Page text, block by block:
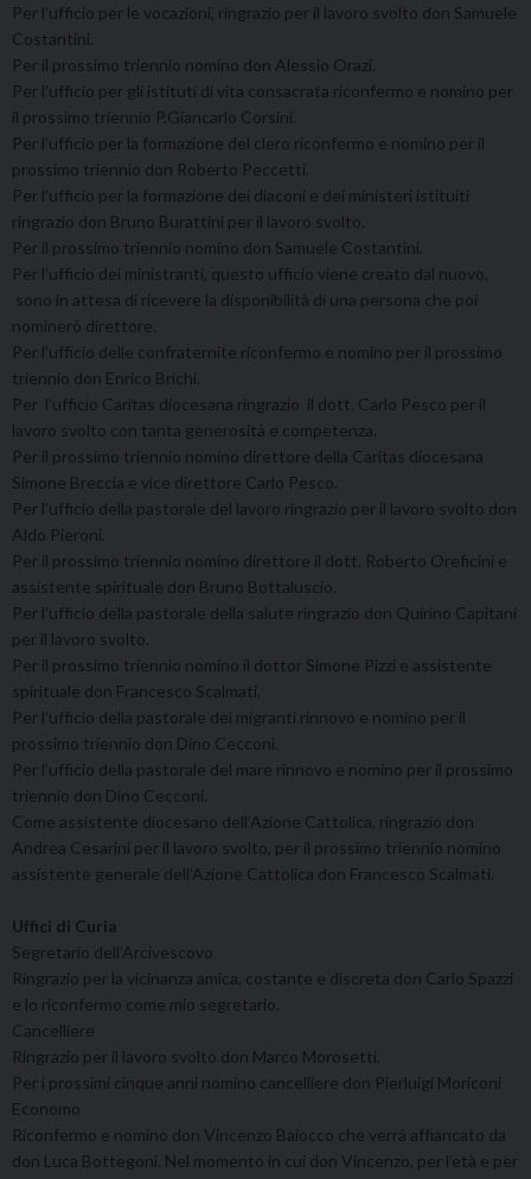
Per l’ufficio per le vocazioni, ringrazio per il lavoro svolto don Samuele
Costantini.
Per il prossimo triennio nomino don Alessio Orazi.
Per l’ufficio per gli istituti di vita consacrata riconfermo e nomino per
il prossimo triennio P.Giancarlo Corsini.
Per l’ufficio per la formazione del clero riconfermo e nomino per il
prossimo triennio don Roberto Peccetti.
Per l’ufficio per la formazione dei diaconi e dei ministeri istituiti
ringrazio don Bruno Burattini per il lavoro svolto.
Per il prossimo triennio nomino don Samuele Costantini.
Per l’ufficio dei ministranti, questo ufficio viene creato dal nuovo,
sono in attesa di ricevere la disponibilità di una persona che poi
nominerò direttore.
Per l’ufficio delle confraternite riconfermo e nomino per il prossimo
triennio don Enrico Brichi.
Per l’ufficio Caritas diocesana ringrazio il dott. Carlo Pesco per il
lavoro svolto con tanta generosità e competenza.
Per il prossimo triennio nomino direttore della Caritas diocesana
Simone Breccia e vice direttore Carlo Pesco.
Per l’ufficio della pastorale del lavoro ringrazio per il lavoro svolto don
Aldo Pieroni.
Per il prossimo triennio nomino direttore il dott. Roberto Oreficini e
assistente spirituale don Bruno Bottaluscio.
Per l’ufficio della pastorale della salute ringrazio don Quirino Capitani
per il lavoro svolto.
Per il prossimo triennio nomino il dottor Simone Pizzi e assistente
spirituale don Francesco Scalmati.
Per l’ufficio della pastorale dei migranti rinnovo e nomino per il
prossimo triennio don Dino Cecconi.
Per l’ufficio della pastorale del mare rinnovo e nomino per il prossimo
triennio don Dino Cecconi.
Come assistente diocesano dell’Azione Cattolica, ringrazio don
Andrea Cesarini per il lavoro svolto, per il prossimo triennio nomino
assistente generale dell’Azione Cattolica don Francesco Scalmati.
Uffici di Curia
Segretario dell’Arcivescovo
Ringrazio per la vicinanza amica, costante e discreta don Carlo Spazzi
e lo riconfermo come mio segretario.
Cancelliere
Ringrazio per il lavoro svolto don Marco Morosetti.
Per i prossimi cinque anni nomino cancelliere don Pierluigi Moriconi
Economo
Riconfermo e nomino don Vincenzo Baiocco che verrà affiancato da
don Luca Bottegoni. Nel momento in cui don Vincenzo, per l’età e per